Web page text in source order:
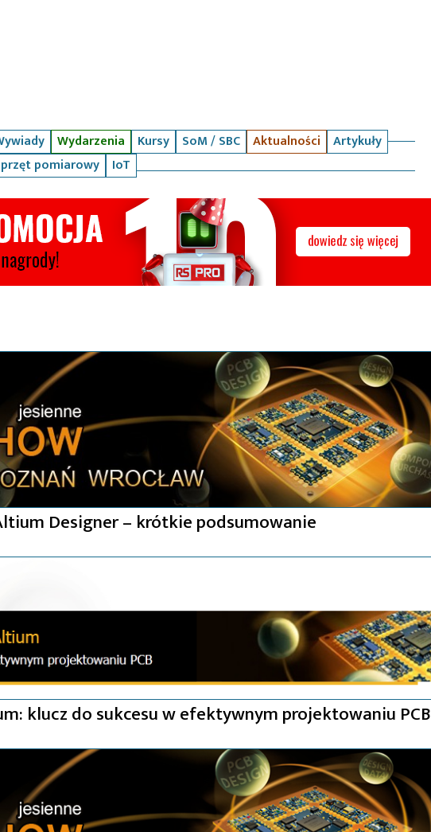
Wydarzenia Kursy SoM / SBC Aktualności
Artykuły
pomiarowy
IoT
Designer – krótkie podsumowanie
klucz do sukcesu w efektywnym projektowaniu PCB